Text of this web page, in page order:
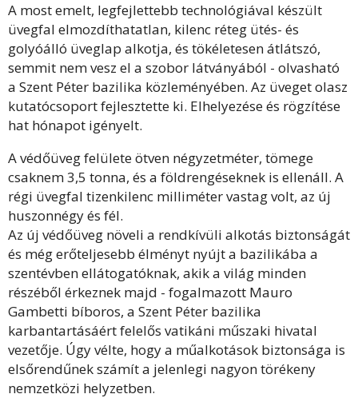
A most emelt, legfejlettebb technológiával készült
üvegfal elmozdíthatatlan, kilenc réteg ütés- és
golyóálló üveglap alkotja, és tökéletesen átlátszó,
semmit nem vesz el a szobor látványából - olvasható
a Szent Péter bazilika közleményében. Az üveget olasz
kutatócsoport fejlesztette ki. Elhelyezése és rögzítése
hat hónapot igényelt.
A védőüveg felülete ötven négyzetméter, tömege
csaknem 3,5 tonna, és a földrengéseknek is ellenáll. A
régi üvegfal tizenkilenc milliméter vastag volt, az új
huszonnégy és fél.
Az új védőüveg növeli a rendkívüli alkotás biztonságát
és még erőteljesebb élményt nyújt a bazilikába a
szentévben ellátogatóknak, akik a világ minden
részéből érkeznek majd - fogalmazott Mauro
Gambetti bíboros, a Szent Péter bazilika
karbantartásáért felelős vatikáni műszaki hivatal
vezetője. Úgy vélte, hogy a műalkotások biztonsága is
elsőrendűnek számít a jelenlegi nagyon törékeny
nemzetközi helyzetben.